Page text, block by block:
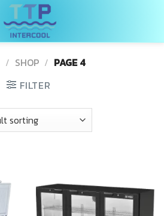
/ SHOP / PAGE 4
FILTER